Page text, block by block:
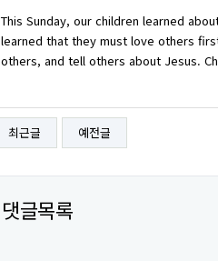
This Sunday, our children learned
learned that they must love others
others, and tell others about Jesus.
최근글 예전글
댓글목록